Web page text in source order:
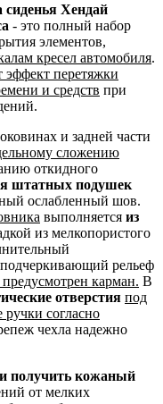
Хендай
- это полный набор
элементов,
кресел автомобиля.
эффект перетяжки
и средств при
и задней части
сложению
откидного
штатных подушек
ослабленный шов.
выполняется из
из мелкопористого
рельеф
карман. В
отверстия под
согласно
чехла надежно
получить кожаный
от мелких